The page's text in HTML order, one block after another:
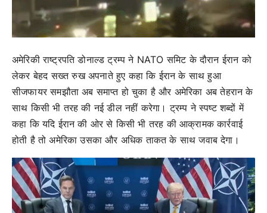
अमेरिकी राष्ट्रपति डोनाल्ड ट्रम्प ने NATO समिट के दौरान ईरान को
लेकर बेहद सख्त रुख अपनाते हुए कहा कि ईरान के साथ हुआ
सीजफायर समझौता अब समाप्त हो चुका है और अमेरिका अब तेहरान के
साथ किसी भी तरह की नई डील नहीं करेगा। ट्रम्प ने स्पष्ट शब्दों में
कहा कि यदि ईरान की ओर से किसी भी तरह की आक्रामक कार्रवाई
होती है तो अमेरिका उसका और अधिक ताकत के साथ जवाब देगा।